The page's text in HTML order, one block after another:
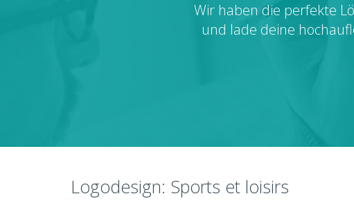
Wir haben die perfekte
und lade deine
Logodesign: Sports et loisirs